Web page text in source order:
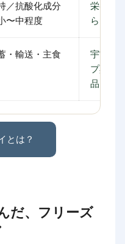
／抗酸化成分
〜中程度
栄養成
らに高
・輸送・主食
宇宙食
プ具材
品
とは？
だ、フリーズ